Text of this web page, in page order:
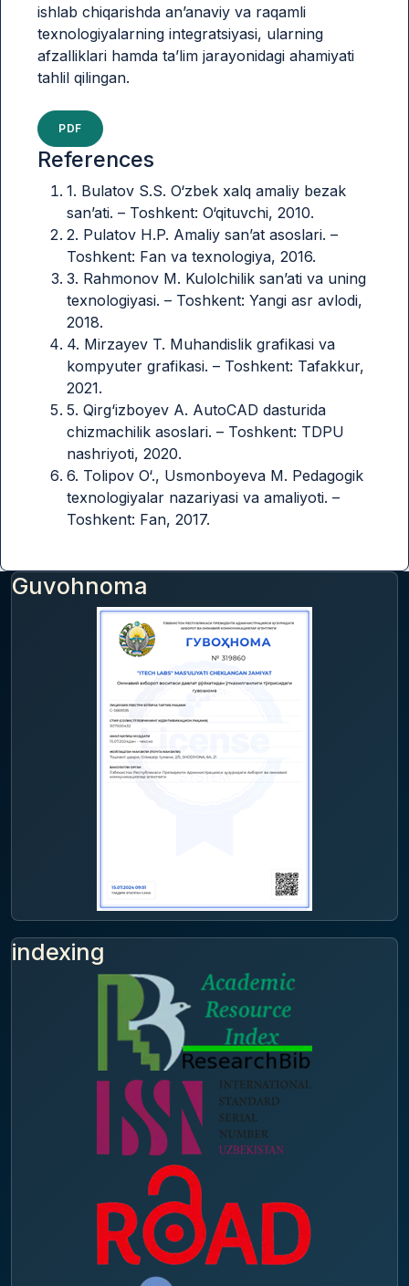
ishlab chiqarishda an’anaviy va raqamli
texnologiyalarning integratsiyasi, ularning
afzalliklari hamda ta’lim jarayonidagi ahamiyati
tahlil qilingan.
PDF
References
1. Bulatov S.S. O‘zbek xalq amaliy bezak
san’ati. – Toshkent: O‘qituvchi, 2010.
2. Pulatov H.P. Amaliy san’at asoslari. –
Toshkent: Fan va texnologiya, 2016.
3. Rahmonov M. Kulolchilik san’ati va uning
texnologiyasi. – Toshkent: Yangi asr avlodi,
2018.
4. Mirzayev T. Muhandislik grafikasi va
kompyuter grafikasi. – Toshkent: Tafakkur,
2021.
5. Qirg‘izboyev A. AutoCAD dasturida
chizmachilik asoslari. – Toshkent: TDPU
nashriyoti, 2020.
6. Tolipov O‘., Usmonboyeva M. Pedagogik
texnologiyalar nazariyasi va amaliyoti. –
Toshkent: Fan, 2017.
Guvohnoma
indexing